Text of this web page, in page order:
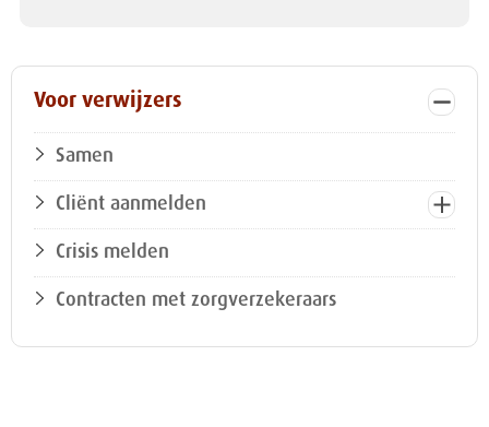
Voor verwijzers
Samen
Cliënt aanmelden
Crisis melden
Contracten met zorgverzekeraars